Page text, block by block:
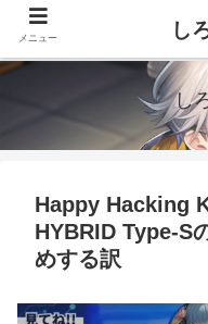
google.com, pub-
f08c47fec0942fa0
し
Happy Hacking
HYBRID Type-S
めする訳
メニュー し